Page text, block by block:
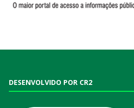
DESENVOLVIDO POR CR2